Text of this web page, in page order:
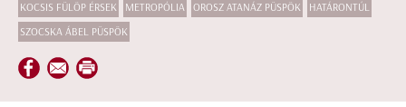
KOCSIS FÜLÖP ÉRSEK METROPÓLIA OROSZ ATANÁZ PÜSPÖK
HATÁRONTÚL
SZOCSKA ÁBEL PÜSPÖK